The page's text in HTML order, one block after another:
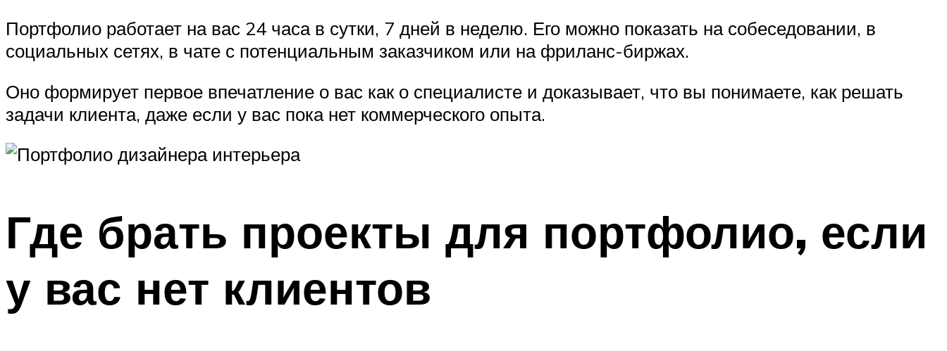
Портфолио работает на вас 24 часа в сутки, 7 дней в неделю. Его можно показать на собеседовании, в
социальных сетях, в чате с потенциальным заказчиком или на фриланс-биржах.
Оно формирует первое впечатление о вас как о специалисте и доказывает, что вы понимаете, как решать
задачи клиента, даже если у вас пока нет коммерческого опыта.
Где брать проекты для портфолио, если
у вас нет клиентов